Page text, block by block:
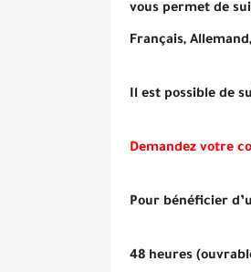
vous permet de
Français,
Il est possible de
Demandez votre
Pour bénéficier
48 heures